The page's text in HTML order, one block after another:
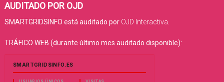
AUDITADO POR OJD
SMARTGRIDSINFO está auditado por OJD Interactiva
TRÁFICO WEB (durante último mes auditado disponible):